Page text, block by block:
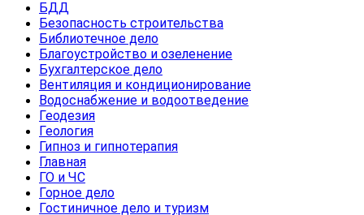
БДД
Безопасность строительства
Библиотечное дело
Благоустройство и озеленение
Бухгалтерское дело
Вентиляция и кондиционирование
Водоснабжение и водоотведение
Геодезия
Геология
Гипноз и гипнотерапия
Главная
ГО и ЧС
Горное дело
Гостиничное дело и туризм